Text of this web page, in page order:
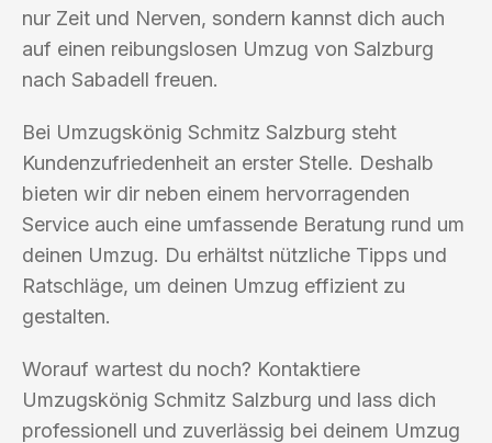
nur Zeit und Nerven, sondern kannst dich auch
auf einen reibungslosen Umzug von Salzburg
nach Sabadell freuen.
Bei Umzugskönig Schmitz Salzburg steht
Kundenzufriedenheit an erster Stelle. Deshalb
bieten wir dir neben einem hervorragenden
Service auch eine umfassende Beratung rund um
deinen Umzug. Du erhältst nützliche Tipps und
Ratschläge, um deinen Umzug effizient zu
gestalten.
Worauf wartest du noch? Kontaktiere
Umzugskönig Schmitz Salzburg und lass dich
professionell und zuverlässig bei deinem Umzug